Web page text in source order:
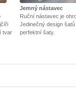
tvar
Jemný nástavec
Ruční nástavec je
Jedinečný design
perfektní šaty.